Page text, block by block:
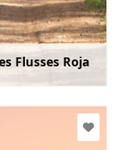
Flusses Roja
Mehr